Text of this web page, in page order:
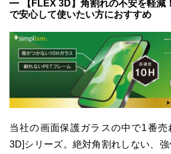
【FLEX 3D】角割れの不安を軽
で安心して使いたい方におすすめ
当社の画面保護ガラスの中で1番売
3D]シリーズ。絶対角割れしない、